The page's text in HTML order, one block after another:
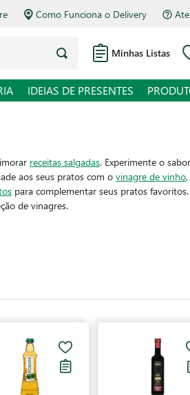
Como Funciona o Delivery
Minhas Listas
IDEIAS DE PRESENTES
receitas salgadas. Experimente o
aos seus pratos com o vinagre de vinho
para complementar seus pratos
de vinagres.